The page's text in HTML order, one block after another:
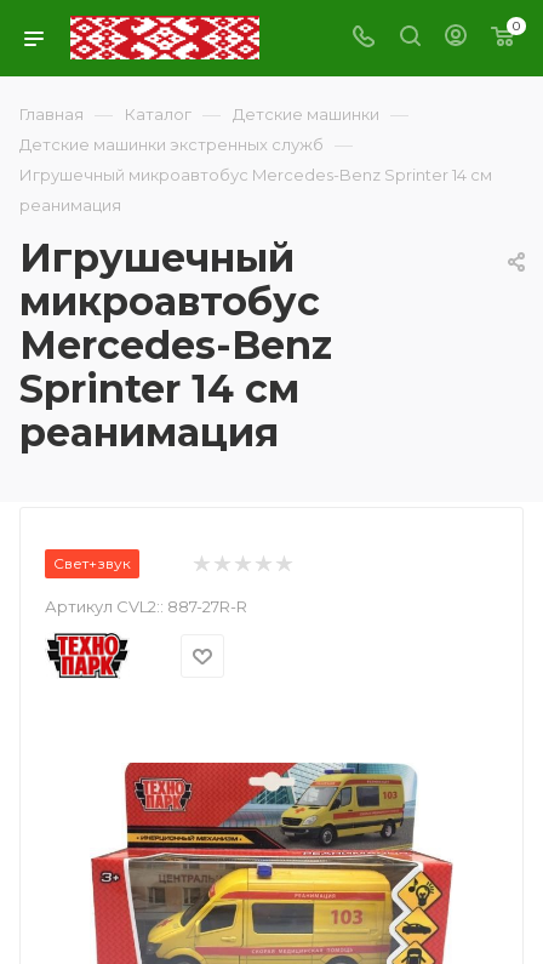
0
Главная — Каталог — Детские машинки —
Детские машинки экстренных служб —
Игрушечный микроавтобус Mercedes-Benz Sprinter 14 см
реанимация
Игрушечный
микроавтобус
Mercedes-Benz
Sprinter 14 см
реанимация
Свет+звук
Артикул CVL2:: 887-27R-R